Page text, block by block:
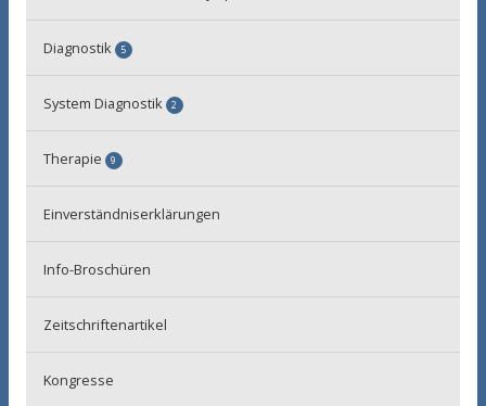
Diagnostik 5
Schmerzen
Nozignostik
ProNG
System Diagnostik 2
Nozipathie
Therapie 9
Akupunktur
Propriozeptive Stimulation
Bewegungstherapie
Kunsttherapie
Einverständniserklärungen
Info-Broschüren
Zeitschriftenartikel
Kongresse